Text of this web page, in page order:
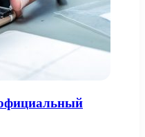
официальный